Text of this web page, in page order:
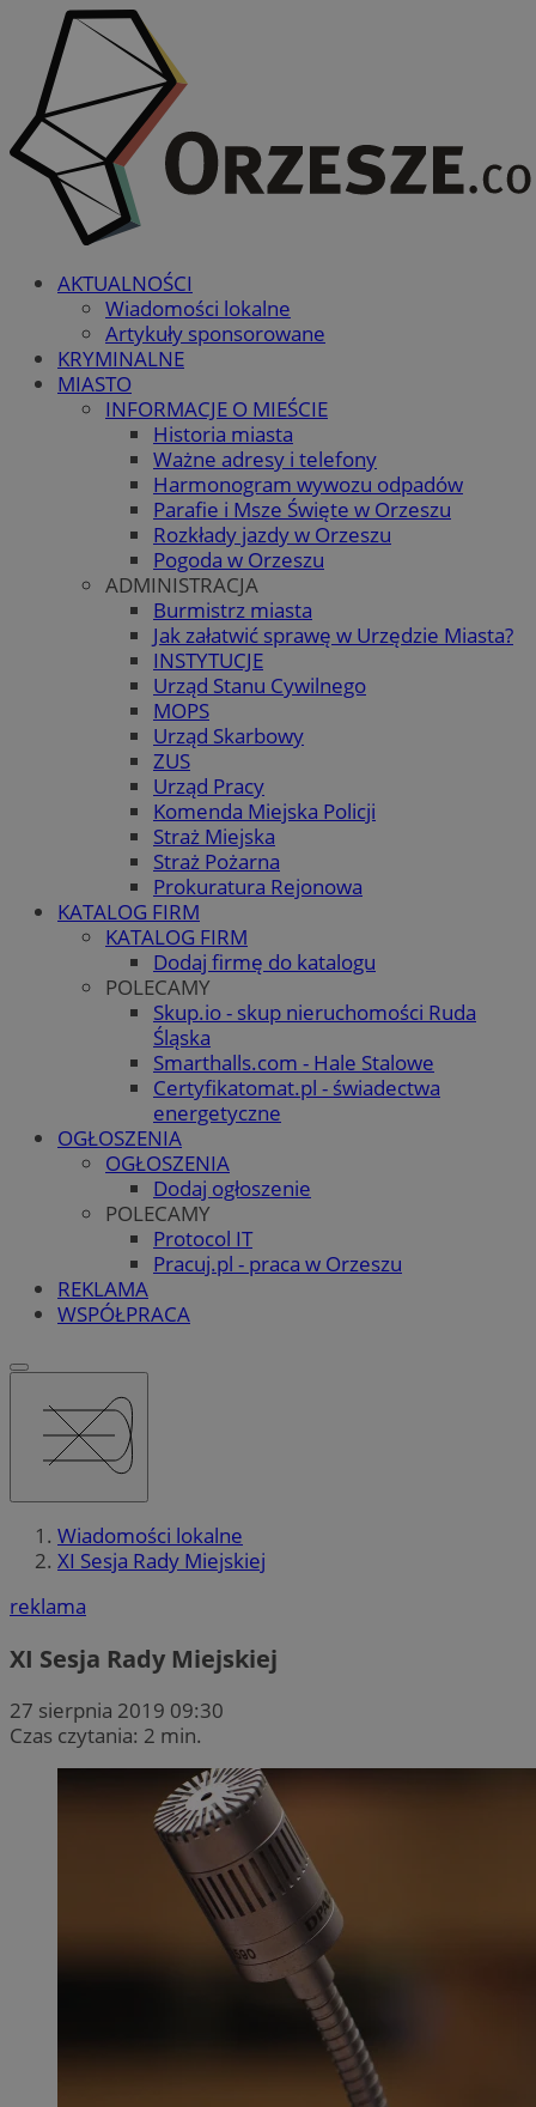
AKTUALNOŚCI
Wiadomości lokalne
Artykuły sponsorowane
KRYMINALNE
MIASTO
INFORMACJE O MIEŚCIE
Historia miasta
Ważne adresy i telefony
Harmonogram wywozu odpadów
Parafie i Msze Święte w Orzeszu
Rozkłady jazdy w Orzeszu
Pogoda w Orzeszu
ADMINISTRACJA
Burmistrz miasta
Jak załatwić sprawę w Urzędzie Miasta?
INSTYTUCJE
Urząd Stanu Cywilnego
MOPS
Urząd Skarbowy
ZUS
Urząd Pracy
Komenda Miejska Policji
Straż Miejska
Straż Pożarna
Prokuratura Rejonowa
KATALOG FIRM
KATALOG FIRM
Dodaj firmę do katalogu
POLECAMY
Skup.io - skup nieruchomości Ruda
Śląska
Smarthalls.com - Hale Stalowe
Certyfikatomat.pl - świadectwa
energetyczne
OGŁOSZENIA
OGŁOSZENIA
Dodaj ogłoszenie
POLECAMY
Protocol IT
Pracuj.pl - praca w Orzeszu
REKLAMA
WSPÓŁPRACA
Wiadomości lokalne
XI Sesja Rady Miejskiej
reklama
XI Sesja Rady Miejskiej
27 sierpnia 2019 09:30
Czas czytania: 2 min.